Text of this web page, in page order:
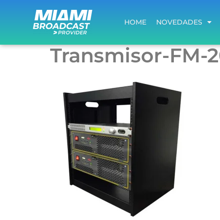
HOME NOVEDADES
HOME NOVEDADES
Transmisor-FM-